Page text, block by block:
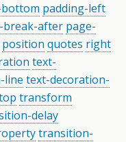
padding-left
break-after page-
position quotes right
text-
line text-decoration-
transform
delay
transition-